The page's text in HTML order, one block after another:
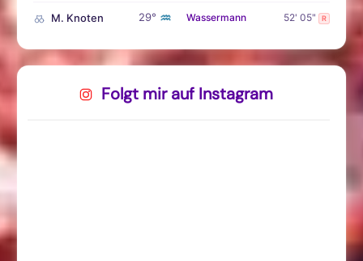
M. Knoten 29° ♒ Wassermann 52' 05" R
Folgt mir auf Instagram